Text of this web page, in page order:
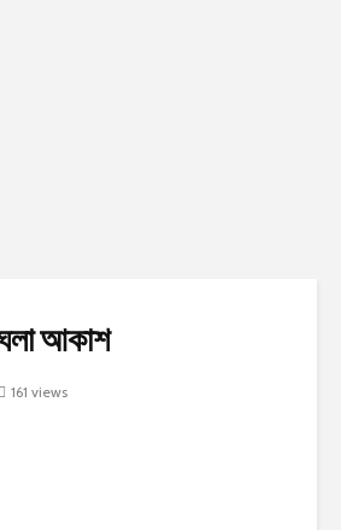
আকাশ
161 views